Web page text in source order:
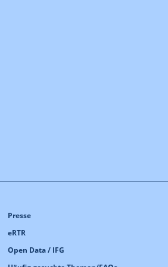
Presse
eRTR
Open Data / IFG